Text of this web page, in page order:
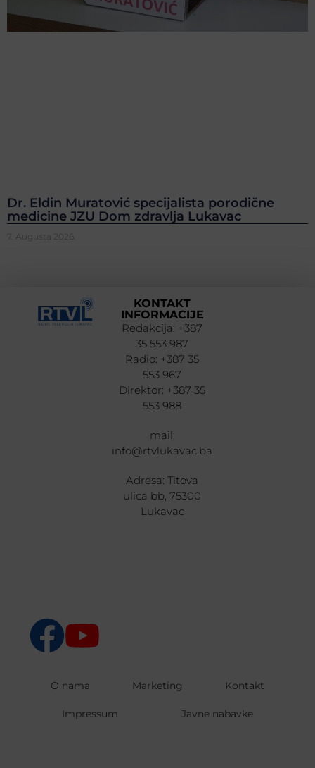
Dr. Eldin Muratović specijalista porodične
medicine JZU Dom zdravlja Lukavac
7. Augusta 2026.
KONTAKT
INFORMACIJE
Redakcija: +387
35 553 987
Radio: +387 35
553 967
Direktor: +387 35
553 988
mail:
info@rtvlukavac.ba
Adresa: Titova
ulica bb, 75300
Lukavac
O nama Marketing Kontakt
Impressum Javne nabavke